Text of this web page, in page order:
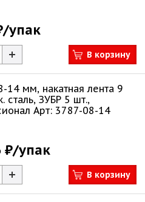
/упак
В корзину
14 мм, накатная лента 9
сталь, ЗУБР 5 шт.,
Арт: 3787-08-14
₽/упак
В корзину